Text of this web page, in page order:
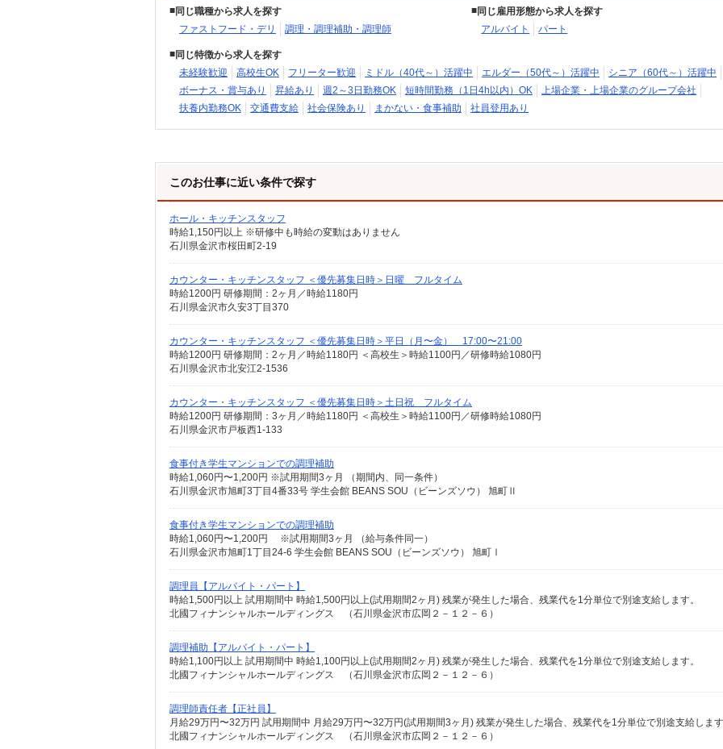
同じ職種から求人を探す
ファストフード・デリ
調理・調理補助・調理師
同じ雇用形態から求人を探す
アルバイト
パート
同じ特徴から求人を探す
未経験歓迎
高校生OK フリーター歓迎 ミドル（40代～）活躍中 エルダー（50代～）活躍中
シニア（60代～）活躍中
ボーナス・賞与あり
昇給あり 週2～3日勤務OK 短時間勤務（1日4h以内）OK
上場企業・上場企業のグループ会社
扶養内勤務OK
交通費支給 社会保険あり まかない・食事補助 社員登用あり
このお仕事に近い条件で探す
ホール・キッチンスタッフ
時給1,150円以上 ※研修中も時給の変動はありません
石川県金沢市桜田町2-19
カウンター・キッチンスタッフ ＜優先募集日時＞日曜 フルタイム
時給1200円 研修期間：2ヶ月／時給1180円
石川県金沢市久安3丁目370
カウンター・キッチンスタッフ ＜優先募集日時＞平日（月〜金） 17:00〜21:00
時給1200円 研修期間：2ヶ月／時給1180円 ＜高校生＞時給1100円／研修時給1080円
石川県金沢市北安江2-1536
カウンター・キッチンスタッフ ＜優先募集日時＞土日祝 フルタイム
時給1200円 研修期間：3ヶ月／時給1180円 ＜高校生＞時給1100円／研修時給1080円
石川県金沢市戸板西1-133
食事付き学生マンションでの調理補助
時給1,060円〜1,200円 ※試用期間3ヶ月 （期間内、同一条件）
石川県金沢市旭町3丁目4番33号 学生会館 BEANS SOU（ビーンズソウ） 旭町Ⅱ
食事付き学生マンションでの調理補助
時給1,060円〜1,200円 ※試用期間3ヶ月 （給与条件同一）
石川県金沢市旭町1丁目24-6 学生会館 BEANS SOU（ビーンズソウ） 旭町Ⅰ
調理員【アルバイト・パート】
時給1,500円以上 試用期間中 時給1,500円以上(試用期間2ヶ月) 残業が発生した場合、残業代を1分単位で別途支給します。
北國フィナンシャルホールディングス （石川県金沢市広岡２－１２－６）
調理補助【アルバイト・パート】
時給1,100円以上 試用期間中 時給1,100円以上(試用期間2ヶ月) 残業が発生した場合、残業代を1分単位で別途支給します。
北國フィナンシャルホールディングス （石川県金沢市広岡２－１２－６）
調理師責任者【正社員】
北國フィナンシャルホールディングス （石川県金沢市広岡２－１２－６）